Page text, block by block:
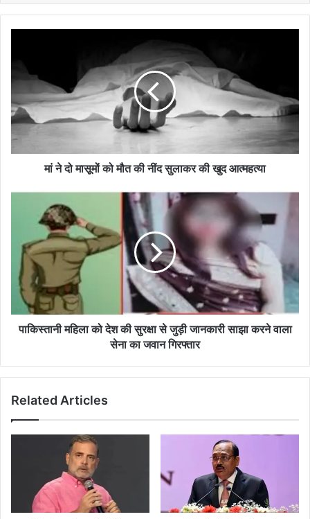
मासूमों
को
मौत
की
नींद
सुलाकर
आत्महत्या
मां ने दो मासूमों को मौत की नींद सुलाकर की खुद आत्महत्या
पाकिस्तानी
सुरक्षा
जुड़ी
जानकारी
साझा
जवान
पाकिस्तानी महिला को देश की सुरक्षा से जुड़ी जानकारी साझा करने वाला
सेना का जवान गिरफ्तार
Related Articles